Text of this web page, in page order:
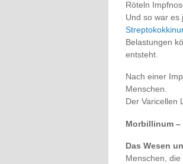
Röteln
Und so war es
Belastungen
entsteht.
Nach einer
Menschen.
Der Varicellen
Morbillinum –
Das Wesen
Menschen,